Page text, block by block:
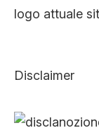
logo attuale
Disclaimer